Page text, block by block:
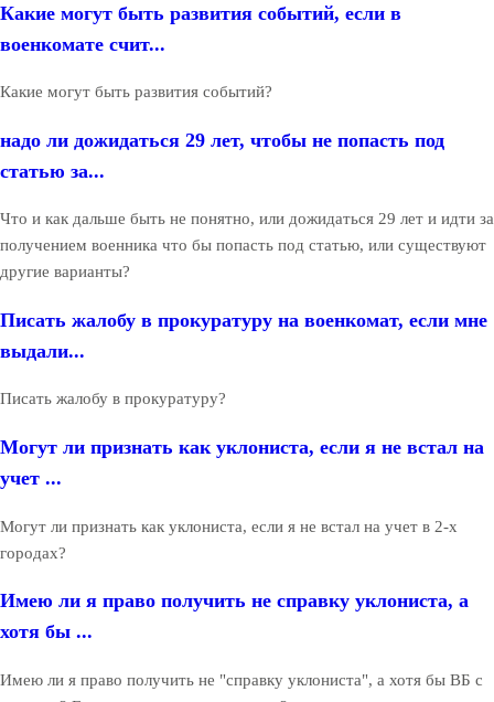
Какие могут быть развития событий, если в
военкомате счит...
Какие могут быть развития событий?
надо ли дожидаться 29 лет, чтобы не попасть под
статью за...
Что и как дальше быть не понятно, или дожидаться 29 лет и идти за
получением военника что бы попасть под статью, или существуют
другие варианты?
Писать жалобу в прокуратуру на военкомат, если мне
выдали...
Писать жалобу в прокуратуру?
Могут ли признать как уклониста, если я не встал на
учет ...
Могут ли признать как уклониста, если я не встал на учет в 2-х
городах?
Имею ли я право получить не справку уклониста, а
хотя бы ...
Имею ли я право получить не "справку уклониста", а хотя бы ВБ с